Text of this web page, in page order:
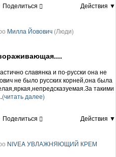
Поделиться
Действия ▼
Милла Йовович (Люди)
славянка и по-русски она не
не было русских корней,она была
такими
(читать далее)
Поделиться
Действия ▼
NIVEA УВЛАЖНЯЮЩИЙ КРЕМ